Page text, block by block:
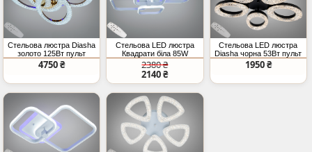
Стельова люстра Diasha
золото 125Вт пульт
4750 ₴
Стельова LED люстра
Квадрати біла 85W
димер
2380 ₴
2140 ₴
Стельова LED люстра
Diasha чорна 53Вт пульт
CCT
1950 ₴